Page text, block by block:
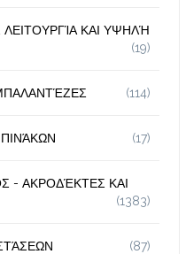
ΚΑΙ ΥΨΗΛΉ
(19)
(114)
(17)
- ΑΚΡΟΔΈΚΤΕΣ ΚΑΙ
(1383)
(87)